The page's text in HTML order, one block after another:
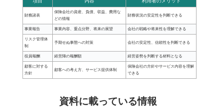
財務諸表
保険会社の資産、負債、収益、費用な
どの情報
財務状況の安定性を判断できる
事業報告 事業内容、重点分野、将来の展望 会社の戦略や将来性を理解できる
リスク管理体
制
予期せぬ事態への対策 会社の安定性、信頼性を判断できる
役員報酬 経営陣の報酬額 経営姿勢を判断する材料となる
顧客に対する
方針
顧客への考え方、サービス提供体制
保険会社の方針やサービス内容を理解
できる
資料に載っている情報